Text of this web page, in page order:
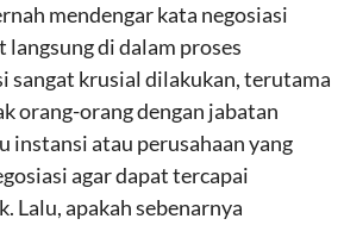
mendengar kata negosiasi
di dalam proses
sangat krusial dilakukan, terutama
orang-orang dengan jabatan
instansi atau perusahaan yang
agar dapat tercapai
Lalu, apakah sebenarnya